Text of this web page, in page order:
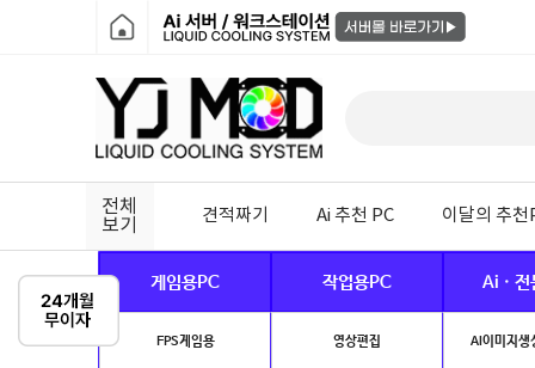
전체
보기
견적짜기 Ai 추천 PC 이달의 추천
게임용PC 작업용PC Ai · 전
FPS게임용 영상편집 AI이미지생